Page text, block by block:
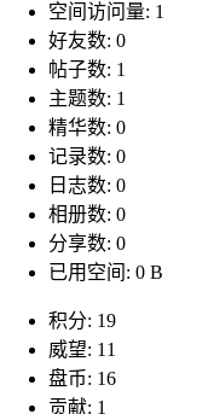
空间访问量: 1
好友数: 0
帖子数: 1
主题数: 1
精华数: 0
记录数: 0
日志数: 0
相册数: 0
分享数: 0
已用空间: 0 B
积分: 19
威望: 11
盘币: 16
贡献: 1